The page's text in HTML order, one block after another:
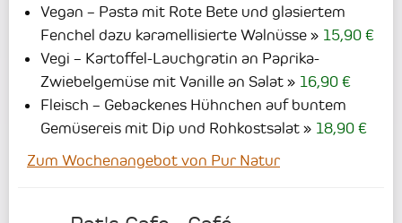
Vegan – Pasta mit Rote Bete und glasiertem
Fenchel dazu karamellisierte Walnüsse
15,90 €
Vegi – Kartoffel-Lauchgratin an Paprika-
Zwiebelgemüse mit Vanille an Salat
16,90 €
Fleisch – Gebackenes Hühnchen auf buntem
Gemüsereis mit Dip und Rohkostsalat
18,90 €
Zum Wochenangebot von Pur Natur